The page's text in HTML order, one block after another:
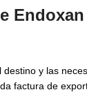
Endoxan
y las
factura de